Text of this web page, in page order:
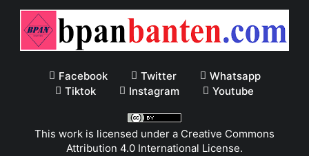
Facebook Twitter
Whatsapp
Tiktok
Instagram Youtube
This work is licensed under a Creative Commons
Attribution 4.0 International License.